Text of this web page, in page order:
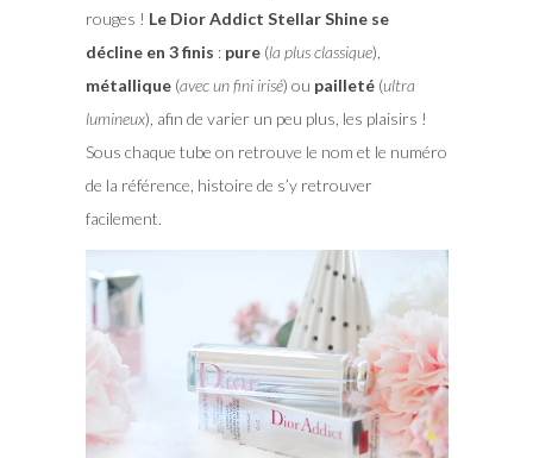
rouges ! Le Dior Addict Stellar Shine se
décline en 3 finis : pure(la plus classique),
métallique(avec un fini irisé) ou pailleté(ultra
lumineux), afin de varier un peu plus, les plaisirs !
Sous chaque tube on retrouve le nom et le numéro
de la référence, histoire de s’y retrouver
facilement.